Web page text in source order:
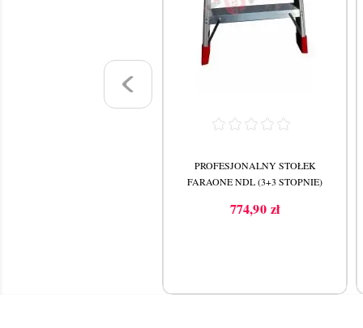
PROFESJONALNY STOŁEK
FARAONE NDL (3+3 STOPNIE)
Cena
774,90 zł